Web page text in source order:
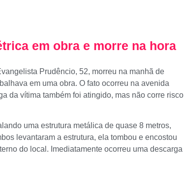
em obra e morre na hora
Prudêncio, 52, morreu na manhã de
em uma obra. O fato ocorreu na avenida
da vítima também foi atingido, mas não corre risco
uma estrutura metálica de quase 8 metros,
levantaram a estrutura, ela tombou e encostou
do local. Imediatamente ocorreu uma descarga